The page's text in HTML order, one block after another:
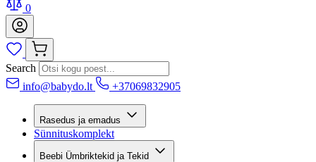
0
Search
info@babydo.lt
+37069832905
Rasedus ja emadus
Sünnituskomplekt
Beebi Ümbriktekid ja Tekid